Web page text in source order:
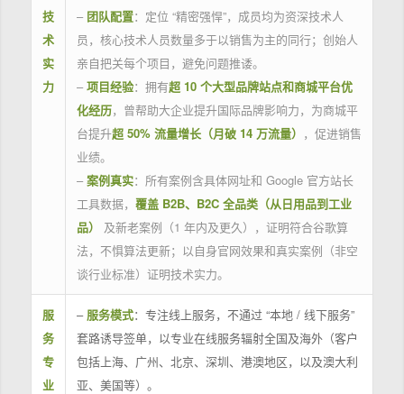
技
术
实
力
– 团队配置：定位 “精密强悍”，成员均为资深技术人
员，核心技术人员数量多于以销售为主的同行；创始人
亲自把关每个项目，避免问题推诿。
– 项目经验：拥有超 10 个大型品牌站点和商城平台优
化经历，曾帮助大企业提升国际品牌影响力，为商城平
台提升超 50% 流量增长（月破 14 万流量） ，促进销售
业绩。
– 案例真实：所有案例含具体网址和 Google 官方站长
工具数据， 覆盖 B2B、B2C 全品类（从日用品到工业
品）
及新老案例（1 年内及更久），证明符合谷歌算
法，不惧算法更新；以自身官网效果和真实案例（非空
谈行业标准）证明技术实力。
服
务
专
业
– 服务模式：专注线上服务，不通过 “本地 / 线下服务”
套路诱导签单，以专业在线服务辐射全国及海外（客户
包括上海、广州、北京、深圳、港澳地区，以及澳大利
亚、美国等）。